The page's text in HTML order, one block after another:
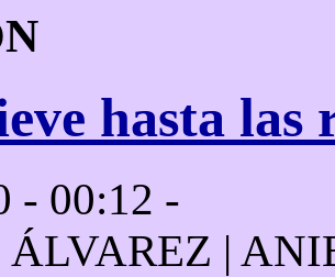
hasta las
- 00:12 -
ÁLVAREZ |